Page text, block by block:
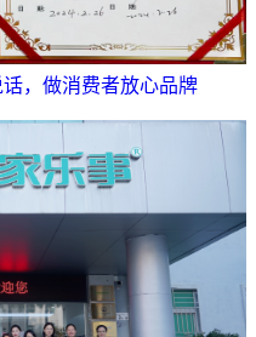
话，做消费者放心品牌